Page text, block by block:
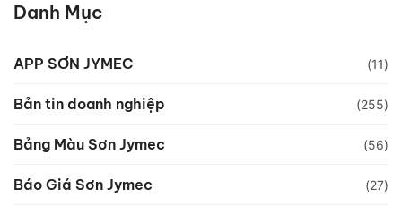
Danh Mục
APP SƠN JYMEC (11)
Bản tin doanh nghiệp (255)
Bảng Màu Sơn Jymec (56)
Báo Giá Sơn Jymec (27)